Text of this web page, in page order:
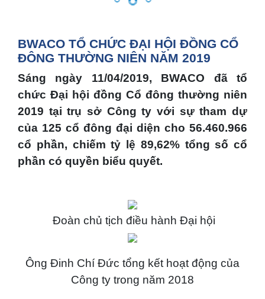
BWACO TỔ CHỨC ĐẠI HỘI ĐỒNG CỔ
ĐÔNG THƯỜNG NIÊN NĂM 2019
Sáng ngày 11/04/2019, BWACO đã tổ
chức Đại hội đồng Cổ đông thường niên
2019 tại trụ sở Công ty với sự tham dự
của 125 cổ đông đại diện cho 56.460.966
cổ phần, chiếm tỷ lệ 89,62% tổng số cổ
phần có quyền biểu quyết.
Đoàn chủ tịch điều hành Đại hội
Ông Đinh Chí Đức tổng kết hoạt động của
Công ty trong năm 2018